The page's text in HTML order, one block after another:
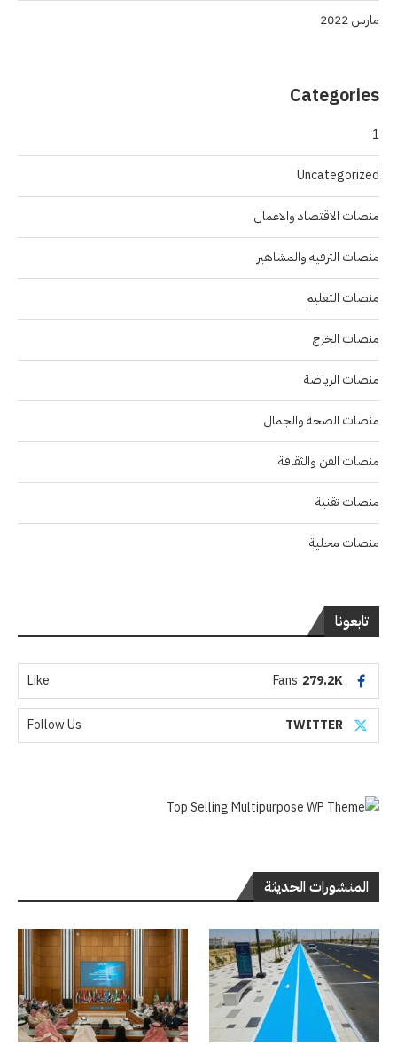
مارس 2022
Categories
1
Uncategorized
منصات الاقتصاد والاعمال
منصات الترفيه والمشاهير
منصات التعليم
منصات الخرج
منصات الرياضة
منصات الصحة والجمال
منصات الفن والثقافة
منصات تقنية
منصات محلية
تابعونا
279.2K
Fans
Like
TWITTER
Follow Us
المنشورات الحديثة